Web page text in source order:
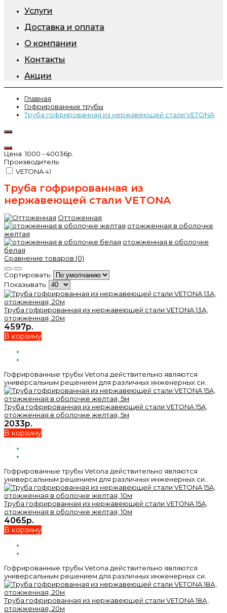
Услуги
Доставка и оплата
О компании
Контакты
Акции
Главная
Гофрированные трубы
Труба гофрированная из нержавеющей стали VETONA
Цена1000 -40036р.
Производитель
VETONA 41
Труба гофрированная из
нержавеющей стали VETONA
Оттоженная
отожженная в оболочке
желтая
отожженная в оболочке
белая
Сравнение товаров (0)
Сортировать:
Показывать:
Труба гофрированная из нержавеющей стали VETONA 13А,
отожженная, 20м
4597р.
В корзину
Гофрированные трубы Vetona действительно являются
универсальным решением для различных инженерных си..
Труба гофрированная из нержавеющей стали VETONA 15A,
отожженная в оболочке желтая, 5м
2033р.
В корзину
Гофрированные трубы Vetona действительно являются
универсальным решением для различных инженерных си..
Труба гофрированная из нержавеющей стали VETONA 15A,
отожженная в оболочке желтая, 10м
4065р.
В корзину
Гофрированные трубы Vetona действительно являются
универсальным решением для различных инженерных си..
Труба гофрированная из нержавеющей стали VETONA 18А,
отожженная, 20м